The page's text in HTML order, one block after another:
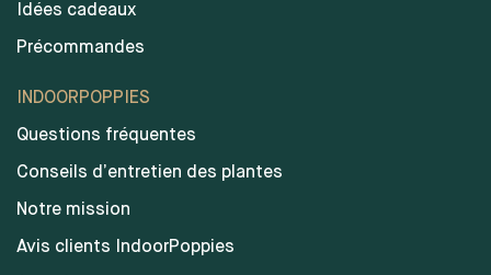
Idées cadeaux
Précommandes
INDOORPOPPIES
Questions fréquentes
Conseils d’entretien des plantes
Notre mission
Avis clients IndoorPoppies